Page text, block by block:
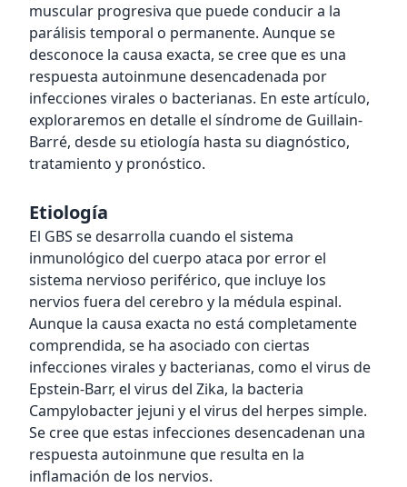
muscular progresiva que puede conducir a la
parálisis temporal o permanente. Aunque se
desconoce la causa exacta, se cree que es una
respuesta autoinmune desencadenada por
infecciones virales o bacterianas. En este artículo,
exploraremos en detalle el síndrome de Guillain-
Barré, desde su etiología hasta su diagnóstico,
tratamiento y pronóstico.
Etiología
El GBS se desarrolla cuando el sistema
inmunológico del cuerpo ataca por error el
sistema nervioso periférico, que incluye los
nervios fuera del cerebro y la médula espinal.
Aunque la causa exacta no está completamente
comprendida, se ha asociado con ciertas
infecciones virales y bacterianas, como el virus de
Epstein-Barr, el virus del Zika, la bacteria
Campylobacter jejuni y el virus del herpes simple.
Se cree que estas infecciones desencadenan una
respuesta autoinmune que resulta en la
inflamación de los nervios.